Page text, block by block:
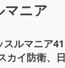
マニア
スルマニア
カイ防衛、